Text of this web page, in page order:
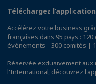
Téléchargez
Accélérez votre business
françaises dans 95 pays :
événements | 300 comités |
Réservée exclusivement aux
l'International, découvrez